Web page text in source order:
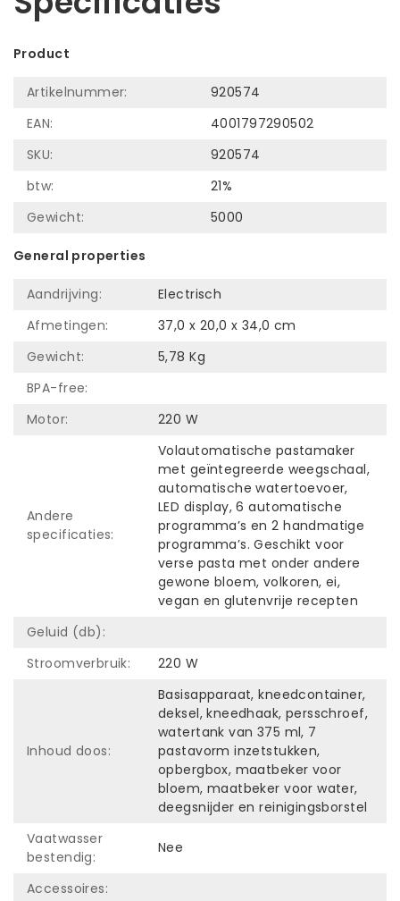
Product
Artikelnummer:
920574
EAN:
4001797290502
SKU:
920574
btw:
21%
Gewicht:
5000
General properties
Aandrijving:
Electrisch
Afmetingen:
37,0 x 20,0 x 34,0 cm
Gewicht:
5,78 Kg
BPA-free:
Motor:
220 W
Andere
specificaties:
Volautomatische pastamaker
met geïntegreerde weegschaal,
automatische watertoevoer,
LED display, 6 automatische
programma’s en 2 handmatige
programma’s. Geschikt voor
verse pasta met onder andere
gewone bloem, volkoren, ei,
vegan en glutenvrije recepten
Geluid (db):
Stroomverbruik:
220 W
Inhoud doos:
Basisapparaat, kneedcontainer,
deksel, kneedhaak, persschroef,
watertank van 375 ml, 7
pastavorm inzetstukken,
opbergbox, maatbeker voor
bloem, maatbeker voor water,
deegsnijder en reinigingsborstel
Vaatwasser
bestendig:
Nee
Accessoires: